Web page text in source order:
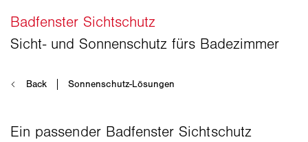
Ein passender Badfenster Sichtschutz